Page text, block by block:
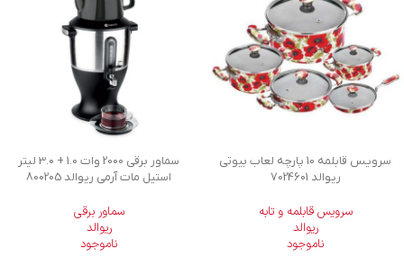
سرویس قابلمه 10 پارچه لعاب بیوتی
ریوالد 7024601
سرویس قابلمه و تابه
ریوالد
ناموجود
سماور برقی 2000 وات 1.0 + 3.0 لیتر
استیل مات آرمی ریوالد 800205
سماور برقی
ریوالد
ناموجود